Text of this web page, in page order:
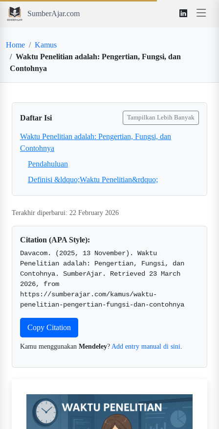
SumberAjar.com
Home
Kamus
Waktu Penelitian adalah: Pengertian, Fungsi, dan
Contohnya
Daftar Isi Tampilkan Lebih Banyak
Waktu Penelitian adalah: Pengertian, Fungsi, dan
Contohnya
Pendahuluan
Definisi &ldquo;Waktu Penelitian&rdquo;
Terakhir diperbarui: 22 February 2026
Citation (APA Style):
Davacom. (2025, 13 November). Waktu
Penelitian adalah: Pengertian, Fungsi, dan
Contohnya. SumberAjar. Retrieved 23 March
2026, from
https://sumberajar.com/kamus/waktu-
penelitian-pengertian-fungsi-dan-contohnya
Copy Citation
Kamu menggunakan Mendeley? Add entry manual di sini.